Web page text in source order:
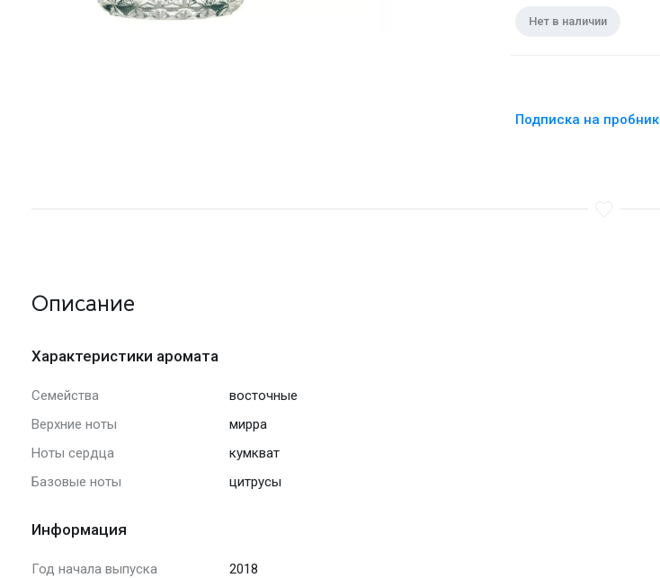
Нет в наличии
Подписка на пробник
Описание
Характеристики аромата
Семейства
восточные
Верхние ноты
мирра
Ноты сердца
кумкват
Базовые ноты
цитрусы
Информация
Год начала выпуска
2018